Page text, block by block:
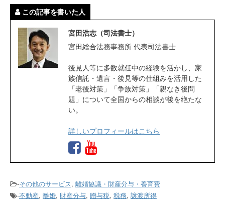
この記事を書いた人
宮田浩志（司法書士）
宮田総合法務事務所 代表司法書士
後見人等に多数就任中の経験を活かし、家
族信託・遺言・後見等の仕組みを活用した
「老後対策」「争族対策」「親なき後問
題」について全国からの相談が後を絶たな
い。
詳しいプロフィールはこちら
-その他のサービス, 離婚協議・財産分与・養育費
-不動産, 離婚, 財産分与, 贈与税, 税務, 譲渡所得